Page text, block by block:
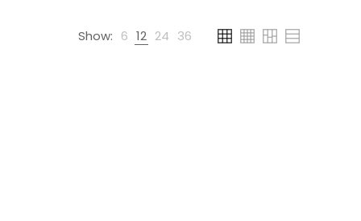
Show: 6 12 24 36